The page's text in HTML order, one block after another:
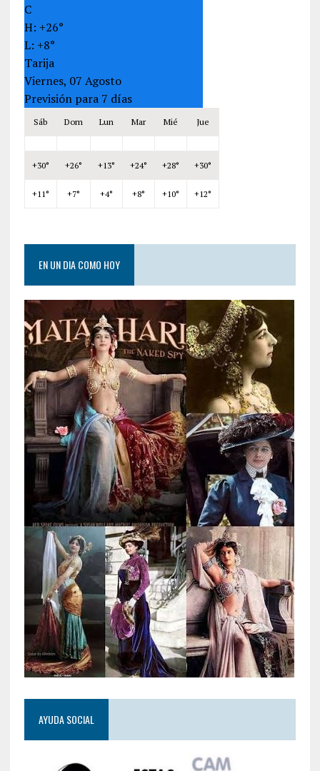
C
H: +26°
L: +8°
Tarija
Viernes, 07 Agosto
Previsión para 7 días
Sáb Dom Lun Mar Mié Jue
+30° +26° +13° +24° +28° +30°
+11° +7° +4° +8° +10° +12°
EN UN DIA COMO HOY
AYUDA SOCIAL